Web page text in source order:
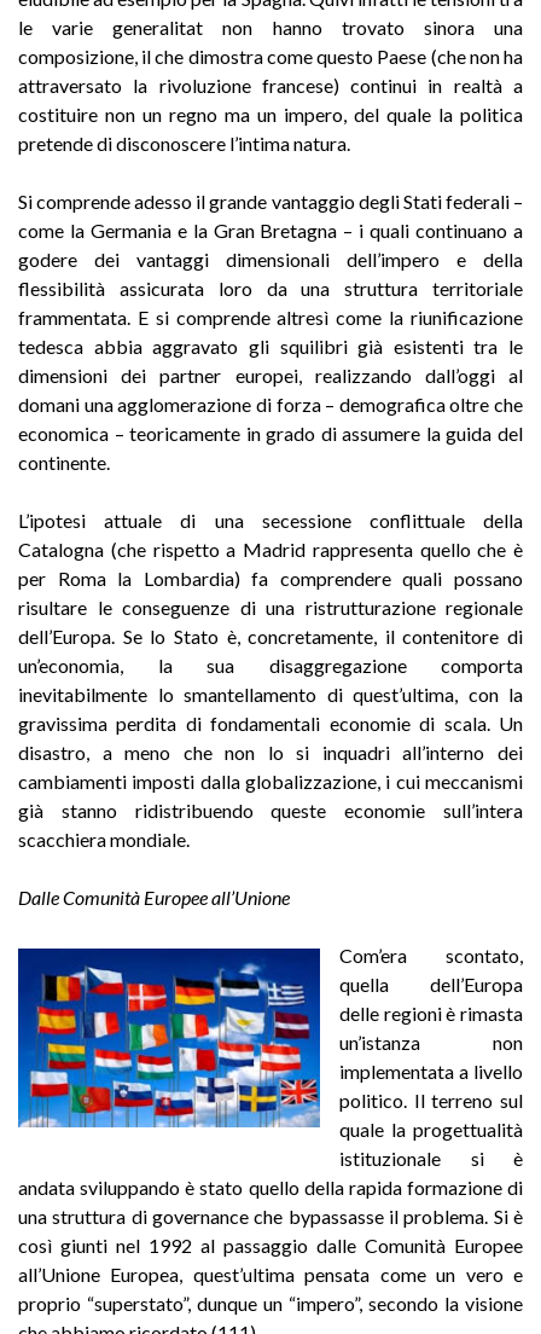
le varie generalitat non hanno trovato sinora una
composizione, il che dimostra come questo Paese (che non ha
attraversato la rivoluzione francese) continui in realtà a
costituire non un regno ma un impero, del quale la politica
pretende di disconoscere l’intima natura.
Si comprende adesso il grande vantaggio degli Stati federali –
come la Germania e la Gran Bretagna – i quali continuano a
godere dei vantaggi dimensionali dell’impero e della
flessibilità assicurata loro da una struttura territoriale
frammentata. E si comprende altresì come la riunificazione
tedesca abbia aggravato gli squilibri già esistenti tra le
dimensioni dei partner europei, realizzando dall’oggi al
domani una agglomerazione di forza – demografica oltre che
economica – teoricamente in grado di assumere la guida del
continente.
L’ipotesi attuale di una secessione conflittuale della
Catalogna (che rispetto a Madrid rappresenta quello che è
per Roma la Lombardia) fa comprendere quali possano
risultare le conseguenze di una ristrutturazione regionale
dell’Europa. Se lo Stato è, concretamente, il contenitore di
un’economia, la sua disaggregazione comporta
inevitabilmente lo smantellamento di quest’ultima, con la
gravissima perdita di fondamentali economie di scala. Un
disastro, a meno che non lo si inquadri all’interno dei
cambiamenti imposti dalla globalizzazione, i cui meccanismi
già stanno ridistribuendo queste economie sull’intera
scacchiera mondiale.
Dalle Comunità Europee all’Unione
Com’era scontato,
quella dell’Europa
delle regioni è rima­sta
un’istanza non
implementata a livello
politico. Il terreno sul
quale la progettualità
istituzionale si è
andata sviluppando è stato quello della rapida formazione di
una struttura di governance che bypassasse il problema. Si è
così giunti nel 1992 al passaggio dalle Comunità Europee
all’Unione Europea, quest’ultima pensata come un vero e
proprio “superstato”, dunque un “impero”, secondo la visione